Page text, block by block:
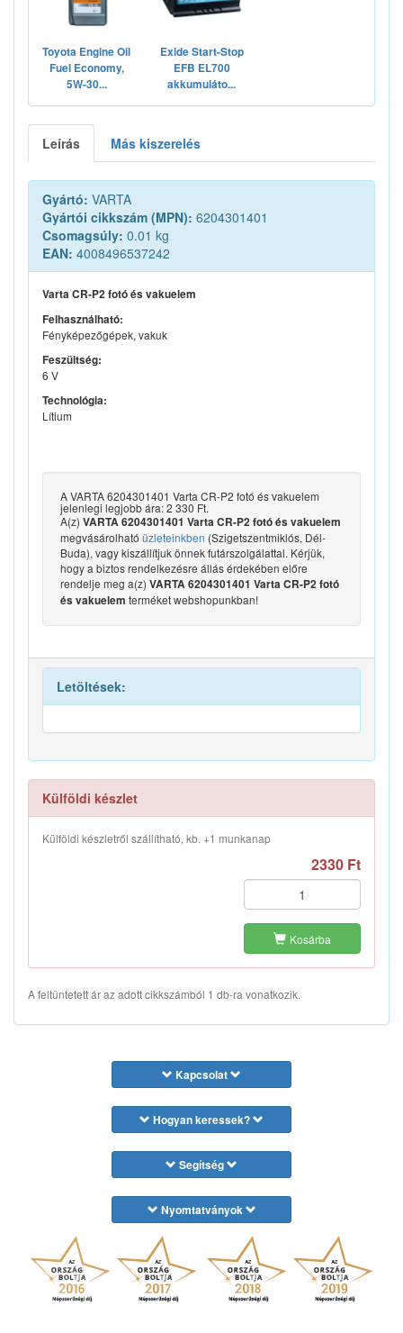
Toyota Engine Oil
Fuel Economy,
5W-30...
Exide Start-Stop
EFB EL700
akkumuláto...
Leírás Más kiszerelés
Gyártó: VARTA
Gyártói cikkszám (MPN): 6204301401
Csomagsúly: 0.01 kg
EAN: 4008496537242
Varta CR-P2 fotó és vakuelem
Felhasználható:
Fényképezőgépek, vakuk
Feszültség:
6 V
Technológia:
Lítium
A VARTA 6204301401 Varta CR-P2 fotó és vakuelem
jelenlegi legjobb ára: 2 330 Ft.
A(z) VARTA 6204301401 Varta CR-P2 fotó és vakuelem
megvásárolható üzleteinkben (Szigetszentmiklós, Dél-
Buda), vagy kiszállítjuk önnek futárszolgálattal. Kérjük,
hogy a biztos rendelkezésre állás érdekében előre
rendelje meg a(z) VARTA 6204301401 Varta CR-P2 fotó
és vakuelem terméket webshopunkban!
Letöltések:
Külföldi készlet
Külföldi készletről szállítható, kb. +1 munkanap
2330 Ft
Kosárba
A feltüntetett ár az adott cikkszámból 1 db-ra vonatkozik.
Kapcsolat
Hogyan keressek?
Segítség
Nyomtatványok